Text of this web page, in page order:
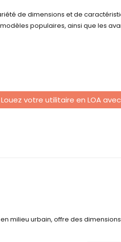
de dimensions et de
populaires, ainsi que les
Louez votre utilitaire en LOA
milieu urbain, offre des